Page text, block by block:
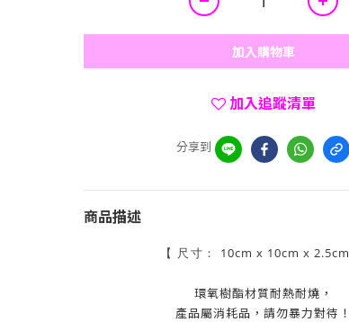
加入購物車
加入追蹤清單
分享到
商品描述
【 尺寸： 10cm x 10cm x 2.5cm
環氧樹酯材質耐熱耐燒，
產品屬消耗品，請勿暴力對待！